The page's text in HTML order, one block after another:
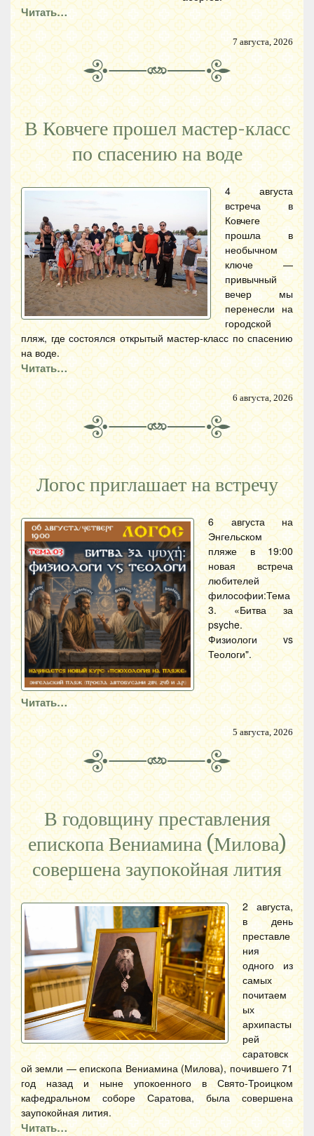
Читать…
7 августа, 2026
В Ковчеге прошел мастер-класс
по спасению на воде
4 августа
встреча в
Ковчеге
прошла в
необычном
ключе —
привычный
вечер мы
перенесли на
городской
пляж, где состоялся открытый мастер-класс по спасению
на воде.
Читать…
6 августа, 2026
Логос приглашает на встречу
6 августа на
Энгельском
пляже в 19:00
новая встреча
любителей
философии:Тема
3. «Битва за
psyche.
Физиологи vs
Теологи".
Читать…
5 августа, 2026
В годовщину преставления
епископа Вениамина (Милова)
совершена заупокойная лития
2 августа,
в день
преставле
ния
одного из
самых
почитаем
ых
архипасты
рей
саратовск
ой земли — епископа Вениамина (Милова), почившего 71
год назад и ныне упокоенного в Свято-Троицком
кафедральном соборе Саратова, была совершена
заупокойная лития.
Читать…